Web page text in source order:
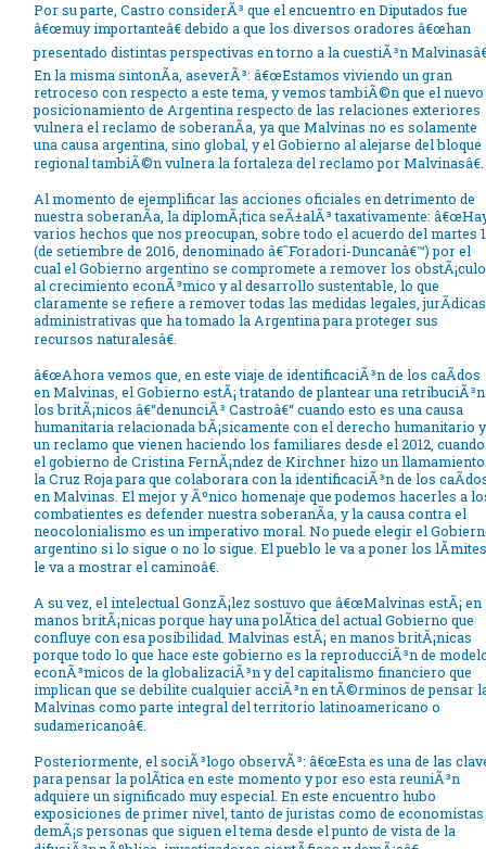
Por su parte, Castro considerÃ³ que el encuentro en Diputados fue
â€œmuy importanteâ€ debido a que los diversos oradores â€œhan
presentado distintas perspectivas en torno a la cuestiÃ³n
En la misma sintonÃ­a, aseverÃ³: â€œEstamos viviendo un gran
retroceso con respecto a este tema, y vemos tambiÃ©n que el nuevo
posicionamiento de Argentina respecto de las relaciones exteriores
vulnera el reclamo de soberanÃ­a, ya que Malvinas no es solamente
una causa argentina, sino global, y el Gobierno al alejarse del bloque
regional tambiÃ©n vulnera la fortaleza del reclamo por Malvinasâ€.
Al momento de ejemplificar las acciones oficiales en detrimento de
nuestra soberanÃ­a, la diplomÃ¡tica seÃ±alÃ³ taxativamente:
varios hechos que nos preocupan, sobre todo el acuerdo del martes
(de setiembre de 2016, denominado â€˜Foradori-Duncanâ€™) por el
cual el Gobierno argentino se compromete a remover los
al crecimiento econÃ³mico y al desarrollo sustentable, lo que
claramente se refiere a remover todas las medidas legales,
administrativas que ha tomado la Argentina para proteger sus
recursos naturalesâ€.
â€œAhora vemos que, en este viaje de identificaciÃ³n de los caÃ­dos
en Malvinas, el Gobierno estÃ¡ tratando de plantear una retribuciÃ³n
los britÃ¡nicos â€“denunciÃ³ Castroâ€“ cuando esto es una causa
humanitaria relacionada bÃ¡sicamente con el derecho humanitario y
un reclamo que vienen haciendo los familiares desde el 2012, cuando
el gobierno de Cristina FernÃ¡ndez de Kirchner hizo un llamamiento
la Cruz Roja para que colaborara con la identificaciÃ³n de los
en Malvinas. El mejor y Ãºnico homenaje que podemos hacerles a
combatientes es defender nuestra soberanÃ­a, y la causa contra el
neocolonialismo es un imperativo moral. No puede elegir el
argentino si lo sigue o no lo sigue. El pueblo le va a poner los
le va a mostrar el caminoâ€.
A su vez, el intelectual GonzÃ¡lez sostuvo que â€œMalvinas estÃ¡ en
manos britÃ¡nicas porque hay una polÃ­tica del actual Gobierno que
confluye con esa posibilidad. Malvinas estÃ¡ en manos britÃ¡nicas
porque todo lo que hace este gobierno es la reproducciÃ³n de
econÃ³micos de la globalizaciÃ³n y del capitalismo financiero que
implican que se debilite cualquier acciÃ³n en tÃ©rminos de pensar
Malvinas como parte integral del territorio latinoamericano o
sudamericanoâ€.
Posteriormente, el sociÃ³logo observÃ³: â€œEsta es una de las
para pensar la polÃ­tica en este momento y por eso esta reuniÃ³n
adquiere un significado muy especial. En este encuentro hubo
exposiciones de primer nivel, tanto de juristas como de economistas
demÃ¡s personas que siguen el tema desde el punto de vista de la